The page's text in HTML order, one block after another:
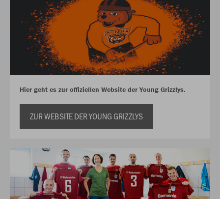
Hier geht es zur offiziellen Website der Young Grizzlys.
ZUR WEBSITE DER YOUNG GRIZZLYS